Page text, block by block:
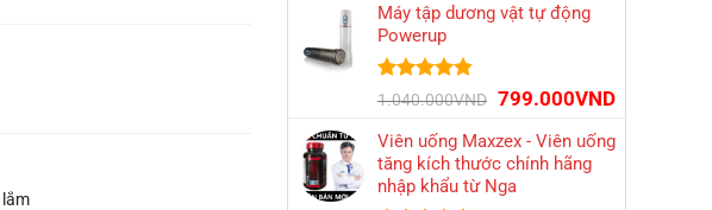
5 sao
là:
Máy tập dương vật tự động
Powerup
Được xếp
5 sao
1.040.000VND Giá
là:
1.040.000VND.
799.000VNDGiá
tại
Viên uống Maxzex - Viên uống
tăng kích thước chính hãng
nhập khẩu từ Nga